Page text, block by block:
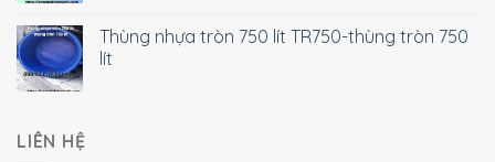
Thùng nhựa tròn 750 lít TR750-thùng tròn 750
lít
LIÊN HỆ